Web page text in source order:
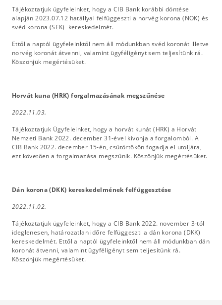
Tájékoztatjuk ügyfeleinket, hogy a CIB Bank korábbi döntése
alapján 2023.07.12 hatállyal felfüggeszti a norvég korona (NOK) és
svéd korona (SEK) kereskedelmét.
Ettől a naptól ügyfeleinktől nem áll módunkban svéd koronát illetve
norvég koronát átvenni, valamint ügyféligényt sem teljesítünk rá.
Köszönjük megértésüket.
Horvát kuna (HRK) forgalmazásának megszűnése
2022.11.03.
Tájékoztatjuk Ügyfeleinket, hogy a horvát kunát (HRK) a Horvát
Nemzeti Bank 2022. december 31-ével kivonja a forgalomból. A
CIB Bank 2022. december 15-én, csütörtökön fogadja el utoljára,
ezt követően a forgalmazása megszűnik. Köszönjük megértésüket.
Dán korona (DKK) kereskedelmének felfüggesztése
2022.11.02.
Tájékoztatjuk ügyfeleinket, hogy a CIB Bank 2022. november 3-tól
ideglenesen, határozatlan időre felfüggeszti a dán korona (DKK)
kereskedelmét. Ettől a naptól ügyfeleinktől nem áll módunkban dán
koronát átvenni, valamint ügyféligényt sem teljesítünk rá.
Köszönjük megértésüket.